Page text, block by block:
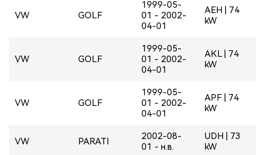
VW GOLF
1999-05-
01 - 2002-
04-01
AEH | 74
kW
VW GOLF
1999-05-
01 - 2002-
04-01
AKL | 74
kW
VW GOLF
1999-05-
01 - 2002-
04-01
APF | 74
kW
VW PARATI
2002-08-
01 - н.в.
UDH | 73
kW